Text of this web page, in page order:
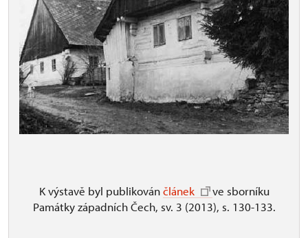
K výstavě byl publikovánčlánek
ve sborníku
Památky západních Čech, sv. 3 (2013), s. 130-133.